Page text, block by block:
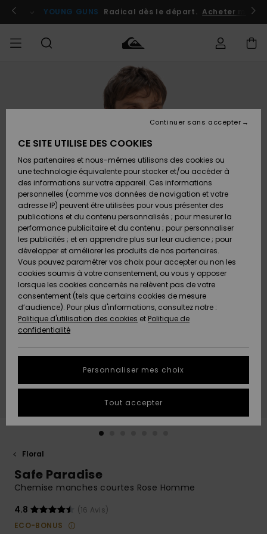
l'information
le
Se connecter / s'inscrire
YOUNG GUNS Radical dès le départ. Acheter
Vêtements
Chaussures
& Tongs
Surf
Snow
Nouveautés
A
Découvrir
Vêtements
Chaussures
& Tongs
Surf
Snow
Nouveautés
A
Découvrir
FEMME
Shop
A
Découvrir
Snow
SURF
Surf
Shop
Homme
Surf
Shop
Enfant
Highlights
Communauté
SNOW
Snow
Shop
Homme
Snow
Shop
Enfant
Snow
Shop
Femme
A
Découvrir
Communauté
OUTLET
Outlet
Homme
Enfant
Outlet
Femme
AIDE &
CONTACT
Accéder à
commande
Retours
Paiement
Carte
Cadeau
Quiksilver
Freedom
Protection
des
tailles
conversation
plus rapide
à votre
Démarrer
MAGASINS
QUIKSILVER
Floral
Safe Paradise
Chemise manches courtes Rose Homme
4.8
(16 Avis)
ECO-BONUS
CE SITE UTILISE DES COOKIES
Nos partenaires et nous-mêmes utilisons des cookies ou
une technologie équivalente pour stocker et/ou accéder à
des informations sur votre appareil. Ces informations
personnelles (comme vos données de navigation et votre
adresse IP) peuvent être utilisées pour vous présenter des
publications et du contenu personnalisés ; pour mesurer la
performance publicitaire et du contenu ; pour personnaliser
les publicités ; et en apprendre plus sur leur audience ; pour
développer et améliorer les produits de nos partenaires.
Vous pouvez paramétrer vos choix pour accepter ou non les
cookies soumis à votre consentement, ou vous y opposer
lorsque les cookies concernés ne relèvent pas de votre
consentement (tels que certains cookies de mesure
d’audience). Pour plus d'informations, consultez notre :
Politique d'utilisation des cookies et Politique de
confidentialité
Personnaliser mes choix
Continuer sans accepter
Tout accepter